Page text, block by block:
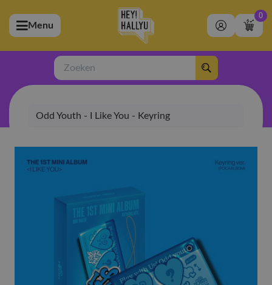
(Artiesten)
(Merchandise)
(Exclusive)
(Winkel)
Menu
0
Zoeken
Odd Youth - I Like You - Keyring